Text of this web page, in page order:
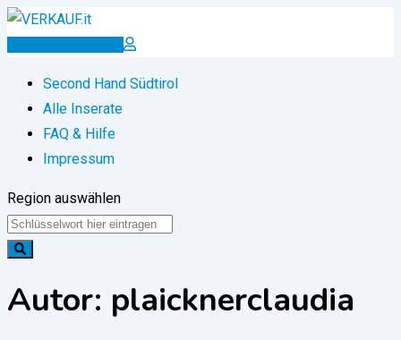
Zum
Inserat erstellen
Second Hand Südtirol
Alle Inserate
FAQ & Hilfe
Impressum
Region auswählen
Autor: plaicknerclaudia